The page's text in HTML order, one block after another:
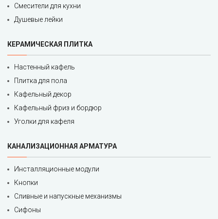
Смесители для кухни
Душевые лейки
КЕРАМИЧЕСКАЯ ПЛИТКА
Настенный кафель
Плитка для пола
Кафельный декор
Кафельный фриз и бордюр
Уголки для кафеля
КАНАЛИЗАЦИОННАЯ АРМАТУРА
Инсталляционные модули
Кнопки
Сливные и напускные механизмы
Сифоны